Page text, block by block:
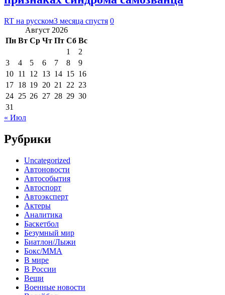
RT на русском3 месяца спустя 0
Август 2026
Пн Вт Ср Чт Пт Сб Вс
1
2
3
4 5 6 7 8
9
10 11 12 13 14 15 16
17 18 19 20 21 22 23
24 25 26 27 28 29 30
31
« Июл
Рубрики
Uncategorized
Автоновости
Автособытия
Автоспорт
Автоэксперт
Актеры
Аналитика
Баскетбол
Безумный мир
Биатлон/Лыжи
Бокс/MMA
В мире
В России
Вещи
Военные новости